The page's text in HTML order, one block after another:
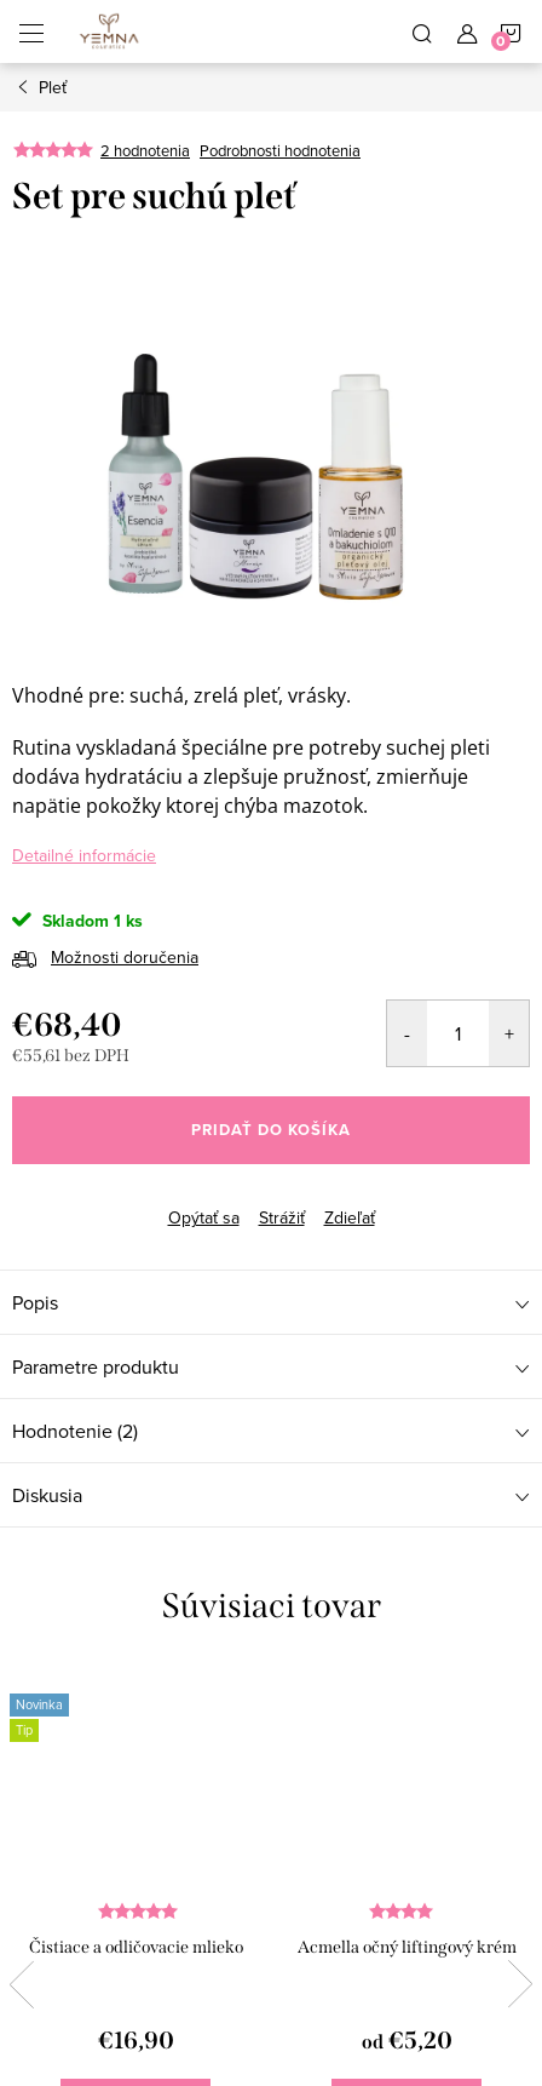
obsah
Pleť
2 hodnotenia Podrobnosti hodnotenia
Set pre suchú pleť
Vhodné pre: suchá, zrelá pleť, vrásky.
Rutina vyskladaná špeciálne pre potreby suchej pleti
dodáva hydratáciu a zlepšuje pružnosť, zmierňuje
napätie pokožky ktorej chýba mazotok.
Detailné informácie
Skladom 1 ks
Možnosti doručenia
€68,40
€55,61 bez DPH
cena:
PRIDAŤ DO KOŠÍKA
Opýtať sa Strážiť Zdieľať
Popis
Parametre produktu
Hodnotenie (2)
Diskusia
Súvisiaci tovar
Novinka
Tip
Čistiace a odličovacie mlieko
€16,90
Acmella očný liftingový krém
od€5,20